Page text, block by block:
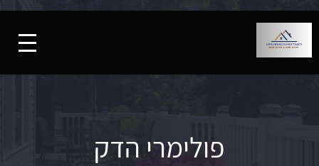
פולימרי הדק